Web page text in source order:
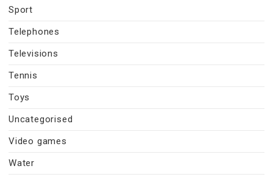
Sport
Telephones
Televisions
Tennis
Toys
Uncategorised
Video games
Water